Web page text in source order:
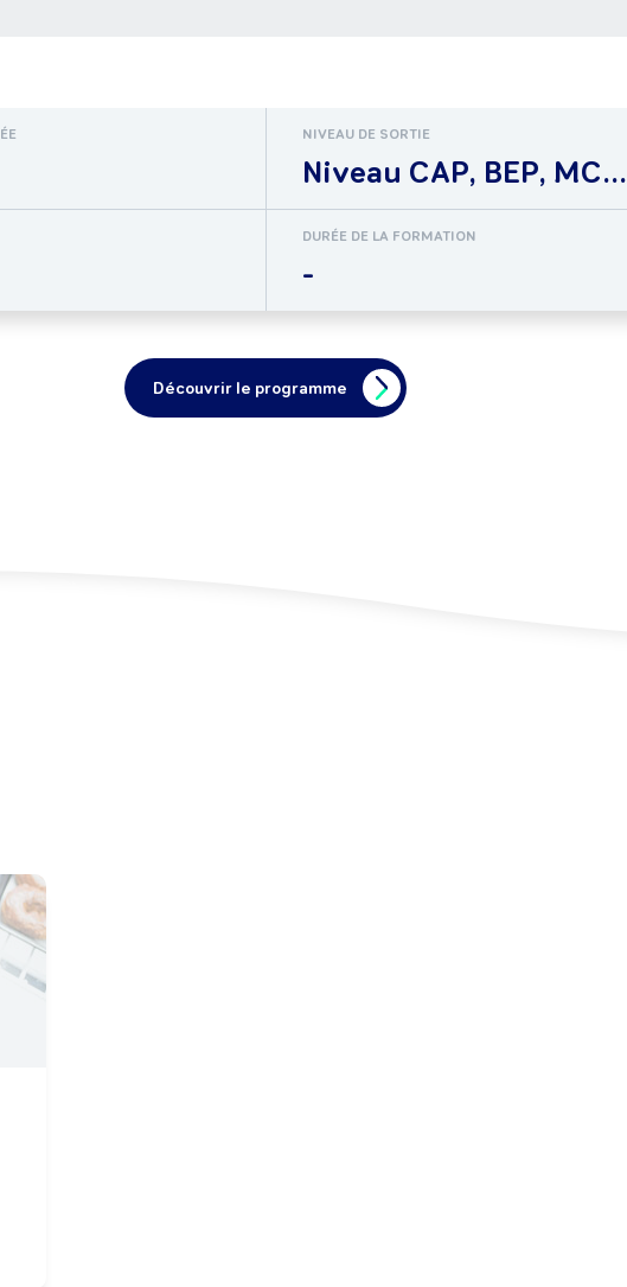
NIVEAU DE SORTIE
Niveau CAP, BEP, MC...
DURÉE DE LA FORMATION
-
Découvrir le programme